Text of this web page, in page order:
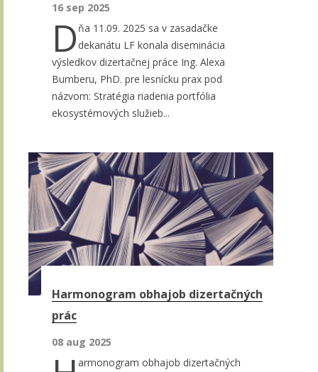
16 sep 2025
D ňa 11.09. 2025 sa v zasadačke
dekanátu LF konala diseminácia
výsledkov dizertačnej práce Ing. Alexa
Bumberu, PhD. pre lesnícku prax pod
názvom: Stratégia riadenia portfólia
ekosystémových služieb...
Harmonogram obhajob dizertačných
prác
08 aug 2025
armonogram obhajob dizertačných